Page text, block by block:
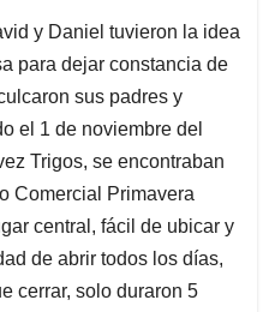
y Daniel tuvieron la idea
para dejar constancia de
sus padres y
el 1 de noviembre del
Trigos, se encontraban
Comercial Primavera
central, fácil de ubicar y
de abrir todos los días,
cerrar, solo duraron 5